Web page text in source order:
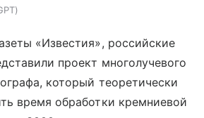
«Известия», российские
проект многолучевого
который теоретически
время обработки кремниевой